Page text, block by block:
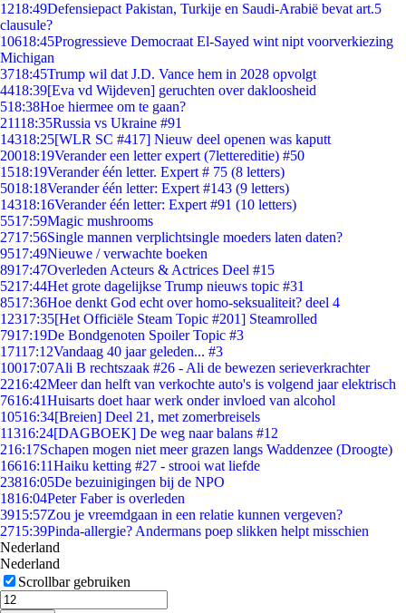
1218:49Defensiepact Pakistan, Turkije en Saudi-Arabië bevat art.5
clausule?
10618:45Progressieve Democraat El-Sayed wint nipt voorverkiezing
Michigan
3718:45Trump wil dat J.D. Vance hem in 2028 opvolgt
4418:39[Eva vd Wijdeven] geruchten over dakloosheid
518:38Hoe hiermee om te gaan?
21118:35Russia vs Ukraine #91
14318:25[WLR SC #417] Nieuw deel openen was kaputt
20018:19Verander een letter expert (7lettereditie) #50
1518:19Verander één letter. Expert # 75 (8 letters)
5018:18Verander één letter: Expert #143 (9 letters)
14318:16Verander één letter: Expert #91 (10 letters)
5517:59Magic mushrooms
2717:56Single mannen verplichtsingle moeders laten daten?
9517:49Nieuwe / verwachte boeken
8917:47Overleden Acteurs & Actrices Deel #15
5217:44Het grote dagelijkse Trump nieuws topic #31
8517:36Hoe denkt God echt over homo-seksualiteit? deel 4
12317:35[Het Officiële Steam Topic #201] Steamrolled
7917:19De Bondgenoten Spoiler Topic #3
17117:12Vandaag 40 jaar geleden... #3
10017:07Ali B rechtszaak #26 - Ali de bewezen serieverkrachter
2216:42Meer dan helft van verkochte auto's is volgend jaar elektrisch
7616:41Huisarts doet haar werk onder invloed van alcohol
10516:34[Breien] Deel 21, met zomerbreisels
11316:24[DAGBOEK] De weg naar balans #12
216:17Schapen mogen niet meer grazen langs Waddenzee (Droogte)
16616:11Haiku ketting #27 - strooi wat liefde
23816:05De bezuinigingen bij de NPO
1816:04Peter Faber is overleden
3915:57Zou je vreemdgaan in een relatie kunnen vergeven?
2715:39Pinda-allergie? Andermans poep slikken helpt misschien
Nederland
Nederland
Scrollbar gebruiken